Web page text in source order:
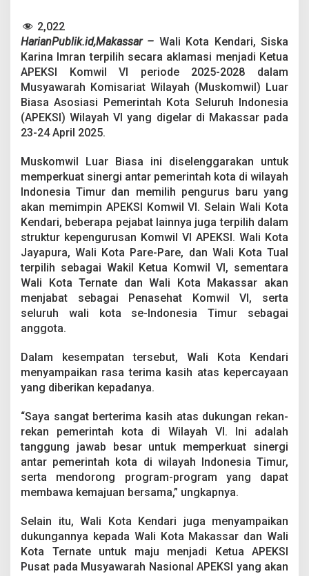
I
r
a
n
P
m
p
n
A
E
K
S
I
K
m
w
i
l
e
r
i
e
2
0
2
-
2
2
8
2,022
HarianPublik.id,Makassar – Wali Kota Kendari, Siska
Karina Imran terpilih secara aklamasi menjadi Ketua
APEKSI Komwil VI periode 2025-2028 dalam
Musyawarah Komisariat Wilayah (Muskomwil) Luar
Biasa Asosiasi Pemerintah Kota Seluruh Indonesia
(APEKSI) Wilayah VI yang digelar di Makassar pada
23-24 April 2025.
Muskomwil Luar Biasa ini diselenggarakan untuk
memperkuat sinergi antar pemerintah kota di wilayah
Indonesia Timur dan memilih pengurus baru yang
akan memimpin APEKSI Komwil VI. Selain Wali Kota
Kendari, beberapa pejabat lainnya juga terpilih dalam
struktur kepengurusan Komwil VI APEKSI. Wali Kota
Jayapura, Wali Kota Pare-Pare, dan Wali Kota Tual
terpilih sebagai Wakil Ketua Komwil VI, sementara
Wali Kota Ternate dan Wali Kota Makassar akan
menjabat sebagai Penasehat Komwil VI, serta
seluruh wali kota se-Indonesia Timur sebagai
anggota.
Dalam kesempatan tersebut, Wali Kota Kendari
menyampaikan rasa terima kasih atas kepercayaan
yang diberikan kepadanya.
“Saya sangat berterima kasih atas dukungan rekan-
rekan pemerintah kota di Wilayah VI. Ini adalah
tanggung jawab besar untuk memperkuat sinergi
antar pemerintah kota di wilayah Indonesia Timur,
serta mendorong program-program yang dapat
membawa kemajuan bersama,” ungkapnya.
Selain itu, Wali Kota Kendari juga menyampaikan
dukungannya kepada Wali Kota Makassar dan Wali
Kota Ternate untuk maju menjadi Ketua APEKSI
Pusat pada Musyawarah Nasional APEKSI yang akan